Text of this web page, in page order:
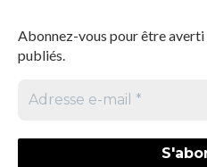
Abonnez-vous pour être averti
publiés.